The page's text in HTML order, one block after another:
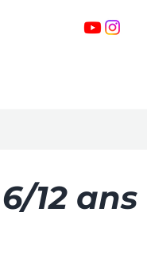
12 ans